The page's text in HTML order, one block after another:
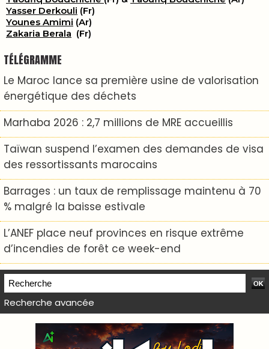
Yasser Derkouli (Fr)
Younes Amimi (Ar)
Zakaria Berala (Fr)
TÉLÉGRAMME
Le Maroc lance sa première usine de valorisation
énergétique des déchets
Marhaba 2026 : 2,7 millions de MRE accueillis
Taïwan suspend l’examen des demandes de visa
des ressortissants marocains
Barrages : un taux de remplissage maintenu à 70
% malgré la baisse estivale
L’ANEF place neuf provinces en risque extrême
d’incendies de forêt ce week-end
Recherche avancée